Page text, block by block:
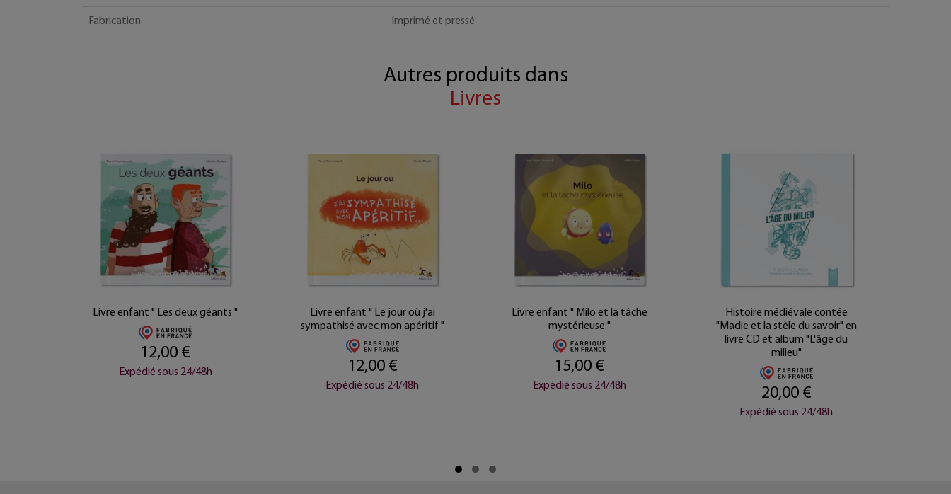
Fabrication Imprimé et pressé
Autres produits dans
Livres
Livre enfant " Les deux géants "
12,00 €
Expédié sous 24/48h
Livre enfant " Le jour où j'ai
sympathisé avec mon apéritif "
12,00 €
Expédié sous 24/48h
Livre enfant " Milo et la tâche
mystérieuse "
15,00 €
Expédié sous 24/48h
Histoire médiévale contée
"Madie et la stèle du savoir" en
livre CD et album "L'âge du
milieu"
20,00 €
Expédié sous 24/48h